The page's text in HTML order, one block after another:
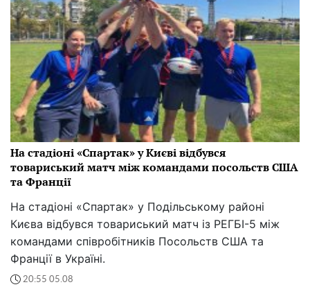
На стадіоні «Спартак» у Києві відбувся
товариський матч між командами посольств США
та Франції
На стадіоні «Спартак» у Подільському районі
Києва відбувся товариський матч із РЕГБІ-5 між
командами співробітників Посольств США та
Франції в Україні.
20:55 05.08